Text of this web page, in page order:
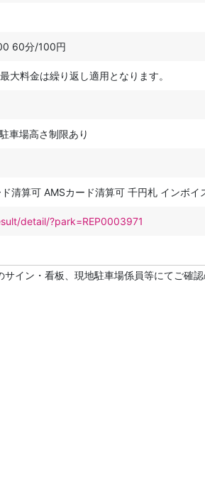
60分/100円
大料金は繰り返し適用となります。
車場高さ制限あり
清算可 AMSカード清算可 千円札 インボイ
detail/?park=REP0003971
イン・看板、現地駐車場係員等にてご確認